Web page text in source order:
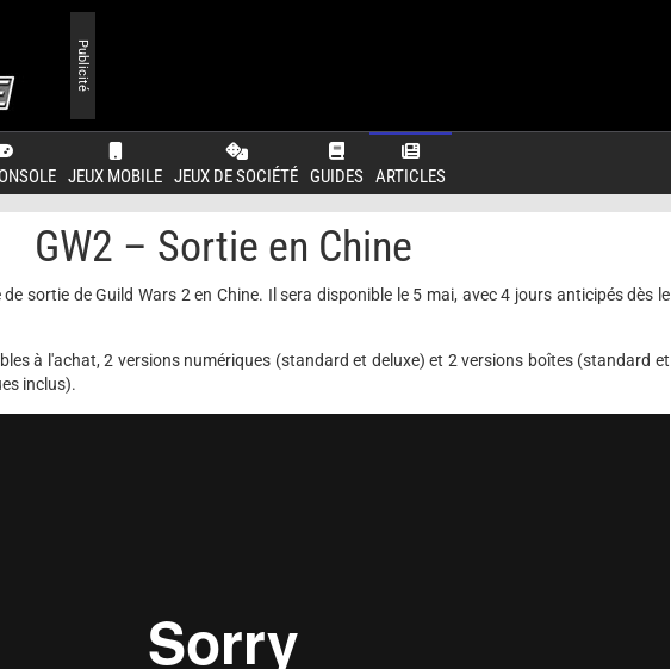
JEUX MOBILE JEUX DE SOCIÉTÉ GUIDES ARTICLES
Publicité
GW2 – Sortie en Chine
sortie de Guild Wars 2 en Chine. Il sera disponible le 5 mai, avec 4 jours anticipés dès le
à l'achat, 2 versions numériques (standard et deluxe) et 2 versions boîtes (standard et
inclus).